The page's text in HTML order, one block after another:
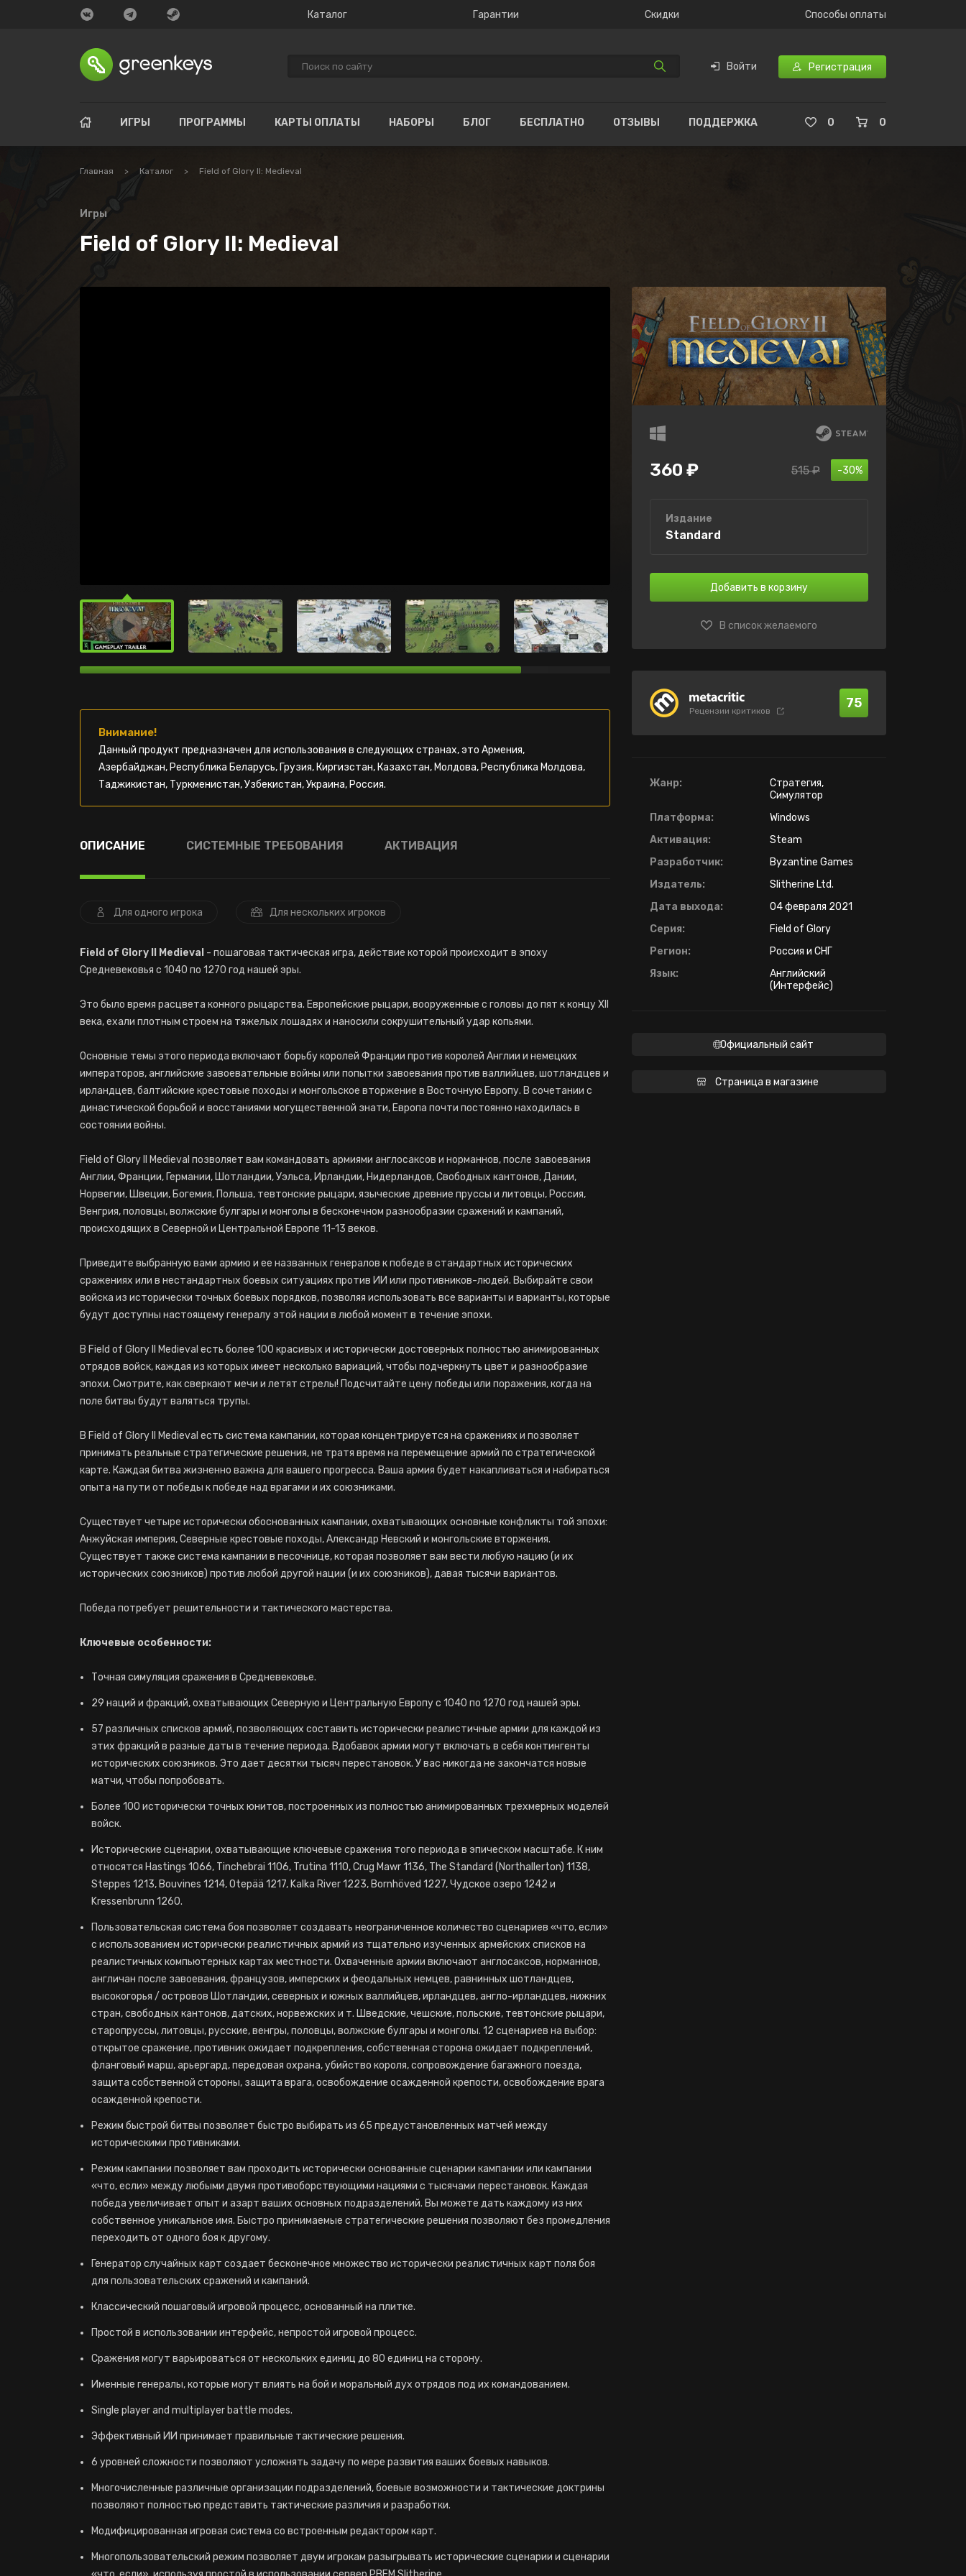
Каталог Гарантии Скидки Способы оплаты
Войти Регистрация
ИГРЫ ПРОГРАММЫ КАРТЫ ОПЛАТЫ НАБОРЫ БЛОГ БЕСПЛАТНО ОТЗЫВЫ ПОДДЕРЖКА 0
0
Главная > Каталог > Field of Glory II: Medieval
Игры
Field of Glory II: Medieval
Внимание!
Данный продукт предназначен для использования в следующих странах, это Армения,
Азербайджан, Республика Беларусь, Грузия, Киргизстан, Казахстан, Молдова, Республика Молдова,
Таджикистан, Туркменистан, Узбекистан, Украина, Россия.
ОПИСАНИЕ СИСТЕМНЫЕ ТРЕБОВАНИЯ АКТИВАЦИЯ
Для одного игрока Для нескольких игроков
Field of Glory II Medieval - пошаговая тактическая игра, действие которой происходит в эпоху
Средневековья с 1040 по 1270 год нашей эры.
Это было время расцвета конного рыцарства. Европейские рыцари, вооруженные с головы до пят к концу XII
века, ехали плотным строем на тяжелых лошадях и наносили сокрушительный удар копьями.
Основные темы этого периода включают борьбу королей Франции против королей Англии и немецких
императоров, английские завоевательные войны или попытки завоевания против валлийцев, шотландцев и
ирландцев, балтийские крестовые походы и монгольское вторжение в Восточную Европу. В сочетании с
династической борьбой и восстаниями могущественной знати, Европа почти постоянно находилась в
состоянии войны.
Field of Glory II Medieval позволяет вам командовать армиями англосаксов и норманнов, после завоевания
Англии, Франции, Германии, Шотландии, Уэльса, Ирландии, Нидерландов, Свободных кантонов, Дании,
Норвегии, Швеции, Богемия, Польша, тевтонские рыцари, языческие древние пруссы и литовцы, Россия,
Венгрия, половцы, волжские булгары и монголы в бесконечном разнообразии сражений и кампаний,
происходящих в Северной и Центральной Европе 11-13 веков.
Приведите выбранную вами армию и ее названных генералов к победе в стандартных исторических
сражениях или в нестандартных боевых ситуациях против ИИ или противников-людей. Выбирайте свои
войска из исторически точных боевых порядков, позволяя использовать все варианты и варианты, которые
будут доступны настоящему генералу этой нации в любой момент в течение эпохи.
В Field of Glory II Medieval есть более 100 красивых и исторически достоверных полностью анимированных
отрядов войск, каждая из которых имеет несколько вариаций, чтобы подчеркнуть цвет и разнообразие
эпохи. Смотрите, как сверкают мечи и летят стрелы! Подсчитайте цену победы или поражения, когда на
поле битвы будут валяться трупы.
В Field of Glory II Medieval есть система кампании, которая концентрируется на сражениях и позволяет
принимать реальные стратегические решения, не тратя время на перемещение армий по стратегической
карте. Каждая битва жизненно важна для вашего прогресса. Ваша армия будет накапливаться и набираться
опыта на пути от победы к победе над врагами и их союзниками.
Существует четыре исторически обоснованных кампании, охватывающих основные конфликты той эпохи:
Анжуйская империя, Северные крестовые походы, Александр Невский и монгольские вторжения.
Существует также система кампании в песочнице, которая позволяет вам вести любую нацию (и их
исторических союзников) против любой другой нации (и их союзников), давая тысячи вариантов.
Победа потребует решительности и тактического мастерства.
Ключевые особенности:
Точная симуляция сражения в Средневековье.
29 наций и фракций, охватывающих Северную и Центральную Европу с 1040 по 1270 год нашей эры.
57 различных списков армий, позволяющих составить исторически реалистичные армии для каждой из
этих фракций в разные даты в течение периода. Вдобавок армии могут включать в себя контингенты
исторических союзников. Это дает десятки тысяч перестановок. У вас никогда не закончатся новые
матчи, чтобы попробовать.
Более 100 исторически точных юнитов, построенных из полностью анимированных трехмерных моделей
войск.
Исторические сценарии, охватывающие ключевые сражения того периода в эпическом масштабе. К ним
относятся Hastings 1066, Tinchebrai 1106, Trutina 1110, Crug Mawr 1136, The Standard (Northallerton) 1138,
Steppes 1213, Bouvines 1214, Otepää 1217, Kalka River 1223, Bornhöved 1227, Чудское озеро 1242 и
Kressenbrunn 1260.
Пользовательская система боя позволяет создавать неограниченное количество сценариев «что, если»
с использованием исторически реалистичных армий из тщательно изученных армейских списков на
реалистичных компьютерных картах местности. Охваченные армии включают англосаксов, норманнов,
англичан после завоевания, французов, имперских и феодальных немцев, равнинных шотландцев,
высокогорья / островов Шотландии, северных и южных валлийцев, ирландцев, англо-ирландцев, нижних
стран, свободных кантонов, датских, норвежских и т. Шведские, чешские, польские, тевтонские рыцари,
старопруссы, литовцы, русские, венгры, половцы, волжские булгары и монголы. 12 сценариев на выбор:
открытое сражение, противник ожидает подкрепления, собственная сторона ожидает подкреплений,
фланговый марш, арьергард, передовая охрана, убийство короля, сопровождение багажного поезда,
защита собственной стороны, защита врага, освобождение осажденной крепости, освобождение врага
осажденной крепости.
Режим быстрой битвы позволяет быстро выбирать из 65 предустановленных матчей между
историческими противниками.
Режим кампании позволяет вам проходить исторически основанные сценарии кампании или кампании
«что, если» между любыми двумя противоборствующими нациями с тысячами перестановок. Каждая
победа увеличивает опыт и азарт ваших основных подразделений. Вы можете дать каждому из них
собственное уникальное имя. Быстро принимаемые стратегические решения позволяют без промедления
переходить от одного боя к другому.
Генератор случайных карт создает бесконечное множество исторически реалистичных карт поля боя
для пользовательских сражений и кампаний.
Классический пошаговый игровой процесс, основанный на плитке.
Простой в использовании интерфейс, непростой игровой процесс.
Сражения могут варьироваться от нескольких единиц до 80 единиц на сторону.
Именные генералы, которые могут влиять на бой и моральный дух отрядов под их командованием.
Single player and multiplayer battle modes.
Эффективный ИИ принимает правильные тактические решения.
6 уровней сложности позволяют усложнять задачу по мере развития ваших боевых навыков.
Многочисленные различные организации подразделений, боевые возможности и тактические доктрины
позволяют полностью представить тактические различия и разработки.
Модифицированная игровая система со встроенным редактором карт.
Многопользовательский режим позволяет двум игрокам разыгрывать исторические сценарии и сценарии
360 ₽ -30%
515 ₽
Издание
Standard
Добавить в корзину
В список желаемого
Рецензии критиков 75
Жанр:
Стратегия,
Симулятор
Платформа:
Windows
Активация:
Steam
Разработчик:
Byzantine Games
Издатель:
Slitherine Ltd.
Дата выхода:
04 февраля 2021
Серия:
Field of Glory
Регион:
Россия и СНГ
Язык:
Английский
(Интерфейс)
Официальный сайт
Страница в магазине